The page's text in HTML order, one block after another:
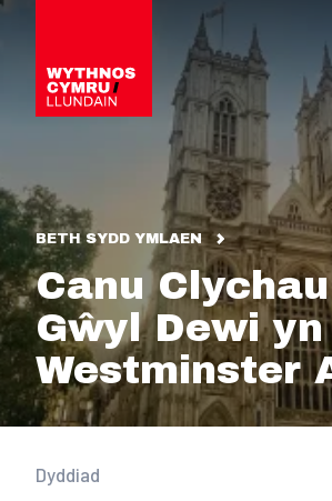
BETH SYDD YMLAEN
Canu Clychau
Gŵyl Dewi yn
Westminster
Dyddiad